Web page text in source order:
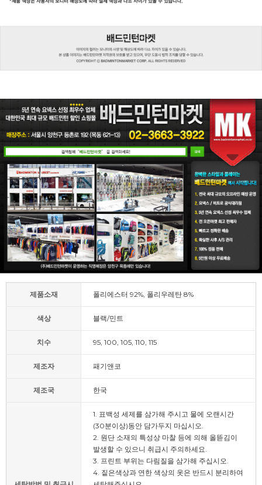
제품소재 폴리에스터 92%, 폴리우레탄 8%
색상 블랙/민트
치수 95, 100, 105, 110, 115
제조자 패기앤코
제조국 한국
1. 표백성 세제를 삼가해 주시고 물에 오랜시간
(30분이상)동안 담가두지 마십시오.
2. 원단 소재의 특성상 마찰 등에 의해 올뜯김이
발생할 수 있으니 취급시 주의하세요.
3. 프린트 부위는 다림질을 삼가해 주십시오.
4. 짙은색상과 연한 색상의 옷은 반드시 분리하여